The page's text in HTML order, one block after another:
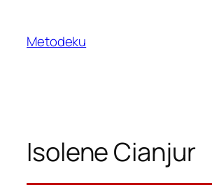
content
Metodeku
Isolene Cianjur